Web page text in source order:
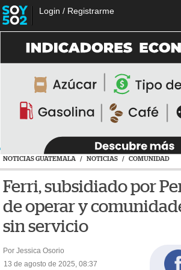
Login / Registrarme
NOTICIAS GUATEMALA / NOTICIAS / COMUNIDAD
Ferri, subsidiado por
de operar y
sin servicio
Por Jessica Osorio
13 de agosto de 2025, 08:37